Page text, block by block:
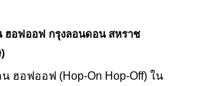
ฮอฟออฟ กรุงลอนดอน สหราช
ฮอฟออฟ (Hop-On Hop-Off) ใน